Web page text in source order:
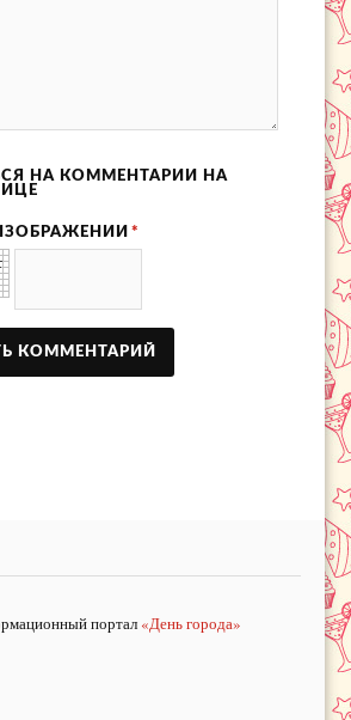
НА КОММЕНТАРИИ НА
*
портал «День города»